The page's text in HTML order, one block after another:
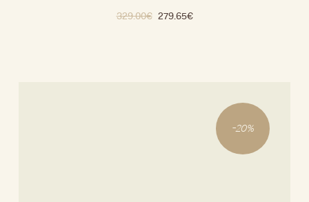
329.00€ 279.65€
-20%